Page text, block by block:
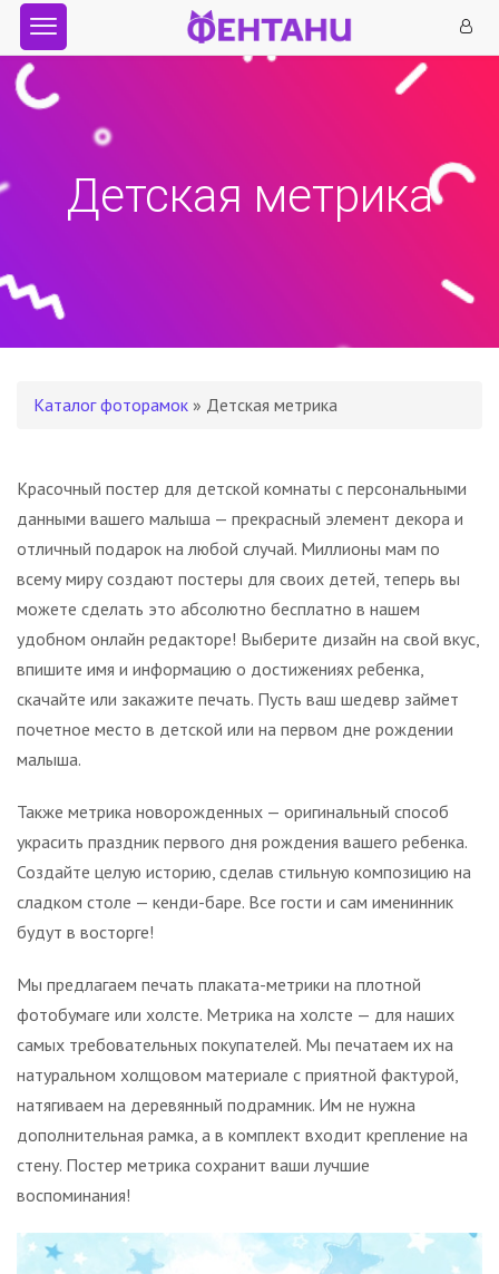
Детская метрика
Каталог фоторамок » Детская метрика
Красочный постер для детской комнаты с персональными
данными вашего малыша — прекрасный элемент декора и
отличный подарок на любой случай. Миллионы мам по
всему миру создают постеры для своих детей, теперь вы
можете сделать это абсолютно бесплатно в нашем
удобном онлайн редакторе! Выберите дизайн на свой вкус,
впишите имя и информацию о достижениях ребенка,
скачайте или закажите печать. Пусть ваш шедевр займет
почетное место в детской или на первом дне рождении
малыша.
Также метрика новорожденных — оригинальный способ
украсить праздник первого дня рождения вашего ребенка.
Создайте целую историю, сделав стильную композицию на
сладком столе — кенди-баре. Все гости и сам именинник
будут в восторге!
Мы предлагаем печать плаката-метрики на плотной
фотобумаге или холсте. Метрика на холсте — для наших
самых требовательных покупателей. Мы печатаем их на
натуральном холщовом материале с приятной фактурой,
натягиваем на деревянный подрамник. Им не нужна
дополнительная рамка, а в комплект входит крепление на
стену. Постер метрика сохранит ваши лучшие
воспоминания!